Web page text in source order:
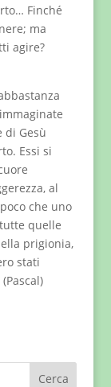
Finché
ma
agire?
Gesù
Essi si
al
che uno
quelle
prigionia,
stati
Cerca